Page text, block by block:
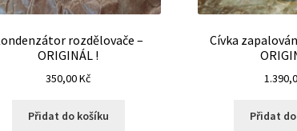
rozdělovače –
ORIGINÁL !
350,00Kč
Přidat do košíku
Cívka
Přidat